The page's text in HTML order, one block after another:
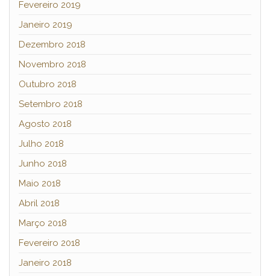
Fevereiro 2019
Janeiro 2019
Dezembro 2018
Novembro 2018
Outubro 2018
Setembro 2018
Agosto 2018
Julho 2018
Junho 2018
Maio 2018
Abril 2018
Março 2018
Fevereiro 2018
Janeiro 2018